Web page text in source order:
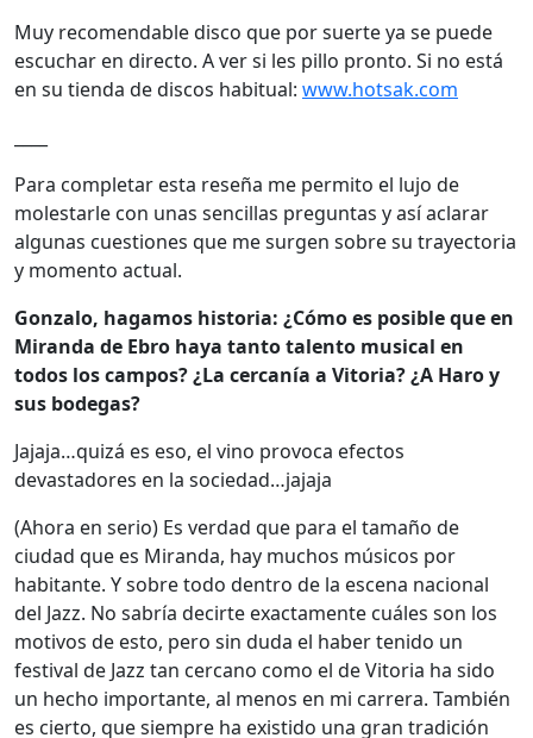
Muy recomendable disco que por suerte ya se puede
escuchar en directo. A ver si les pillo pronto. Si no está
en su tienda de discos habitual: www.hotsak.com
Para completar esta reseña me permito el lujo de
molestarle con unas sencillas preguntas y así aclarar
algunas cuestiones que me surgen sobre su trayectoria
y momento actual.
Gonzalo, hagamos historia: ¿Cómo es posible que en
Miranda de Ebro haya tanto talento musical en
todos los campos? ¿La cercanía a Vitoria? ¿A Haro y
sus bodegas?
Jajaja…quizá es eso, el vino provoca efectos
devastadores en la sociedad…jajaja
(Ahora en serio) Es verdad que para el tamaño de
ciudad que es Miranda, hay muchos músicos por
habitante. Y sobre todo dentro de la escena nacional
del Jazz. No sabría decirte exactamente cuáles son los
motivos de esto, pero sin duda el haber tenido un
festival de Jazz tan cercano como el de Vitoria ha sido
un hecho importante, al menos en mi carrera. También
es cierto, que siempre ha existido una gran tradición